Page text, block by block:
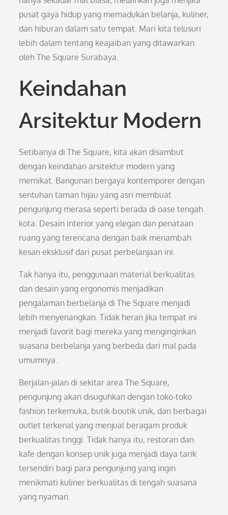
pusat gaya hidup yang memadukan belanja, kuliner,
dan hiburan dalam satu tempat. Mari kita telusuri
lebih dalam tentang keajaiban yang ditawarkan
oleh The Square Surabaya.
Keindahan
Arsitektur Modern
Setibanya di The Square, kita akan disambut
dengan keindahan arsitektur modern yang
memikat. Bangunan bergaya kontemporer dengan
sentuhan taman hijau yang asri membuat
pengunjung merasa seperti berada di oase tengah
kota. Desain interior yang elegan dan penataan
ruang yang terencana dengan baik menambah
kesan eksklusif dari pusat perbelanjaan ini.
Tak hanya itu, penggunaan material berkualitas
dan desain yang ergonomis menjadikan
pengalaman berbelanja di The Square menjadi
lebih menyenangkan. Tidak heran jika tempat ini
menjadi favorit bagi mereka yang menginginkan
suasana berbelanja yang berbeda dari mal pada
umumnya.
Berjalan-jalan di sekitar area The Square,
pengunjung akan disuguhkan dengan toko-toko
fashion terkemuka, butik-boutik unik, dan berbagai
outlet terkenal yang menjual beragam produk
berkualitas tinggi. Tidak hanya itu, restoran dan
kafe dengan konsep unik juga menjadi daya tarik
tersendiri bagi para pengunjung yang ingin
menikmati kuliner berkualitas di tengah suasana
yang nyaman.